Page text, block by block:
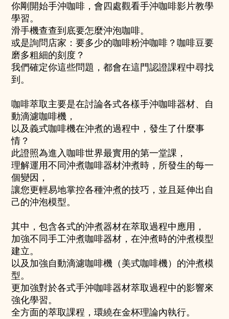
你剛開始手沖咖啡，會四處觀看手沖咖啡影片教學
學習。
滑手機查查到底要怎麼沖泡咖啡。
或是詢問店家：要多少的咖啡粉沖咖啡？咖啡豆要
磨多粗細的刻度？
我們確定你這些問題，都會在這門認證課程中尋找
到。
咖啡萃取主要是在討論各式各樣手沖咖啡器材、自
動滴濾咖啡機，
以及義式咖啡機在沖煮的過程中，發生了什麼事
情？
此證照為進入咖啡世界最實用的第一堂課，
理解運用不同沖煮咖啡器材沖煮時，所發生的每一
個變因，
讓您更輕易地掌控各種沖煮的技巧，並且延伸出自
己的沖泡模型。
其中，包含各式的沖煮器材在萃取過程中應用，
加強不同手工沖煮咖啡器材，在沖煮時的沖煮模型
建立。
以及加強自動滴濾咖啡機（美式咖啡機）的沖煮模
型。
更加強對於各式手沖咖啡器材萃取過程中的影響來
強化學習。
全方面的萃取課程，環繞在金杯理論內執行。